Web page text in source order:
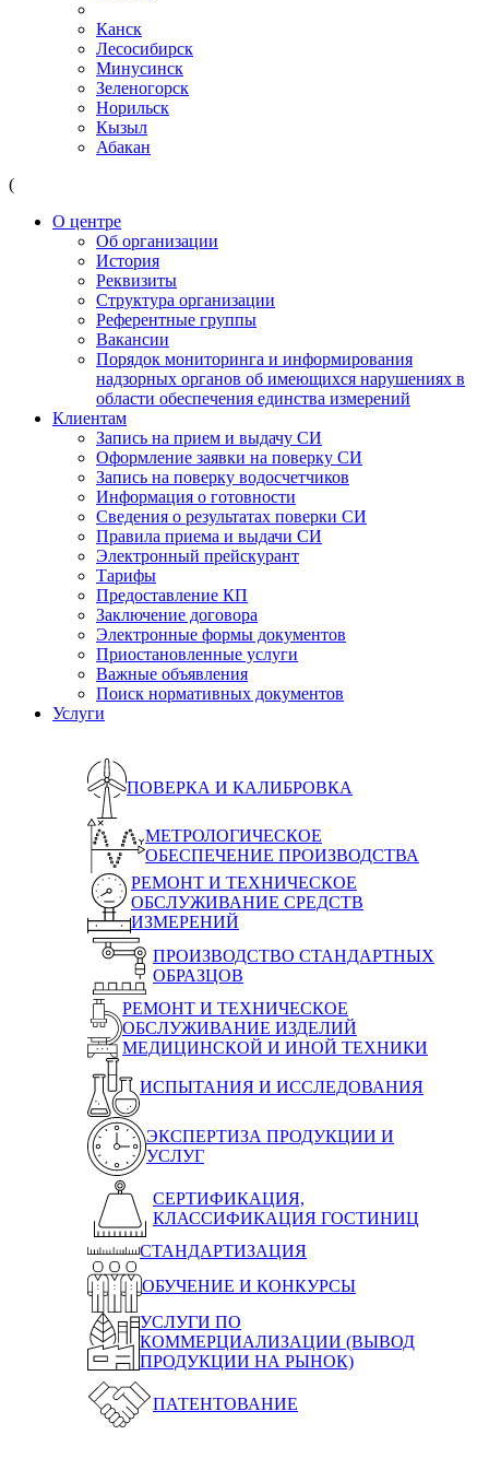
Канск
Лесосибирск
Минусинск
Зеленогорск
Норильск
Кызыл
Абакан
(
О центре
Об организации
История
Реквизиты
Структура организации
Референтные группы
Вакансии
Порядок мониторинга и информирования
надзорных органов об имеющихся нарушениях в
области обеспечения единства измерений
Клиентам
Запись на прием и выдачу СИ
Оформление заявки на поверку СИ
Запись на поверку водосчетчиков
Информация о готовности
Сведения о результатах поверки СИ
Правила приема и выдачи СИ
Электронный прейскурант
Тарифы
Предоставление КП
Заключение договора
Электронные формы документов
Приостановленные услуги
Важные объявления
Поиск нормативных документов
Услуги
ПОВЕРКА И КАЛИБРОВКА
МЕТРОЛОГИЧЕСКОЕ
ОБЕСПЕЧЕНИЕ ПРОИЗВОДСТВА
РЕМОНТ И ТЕХНИЧЕСКОЕ
ОБСЛУЖИВАНИЕ СРЕДСТВ
ИЗМЕРЕНИЙ
ПРОИЗВОДСТВО СТАНДАРТНЫХ
ОБРАЗЦОВ
РЕМОНТ И ТЕХНИЧЕСКОЕ
ОБСЛУЖИВАНИЕ ИЗДЕЛИЙ
МЕДИЦИНСКОЙ И ИНОЙ ТЕХНИКИ
ИСПЫТАНИЯ И ИССЛЕДОВАНИЯ
ЭКСПЕРТИЗА ПРОДУКЦИИ И
УСЛУГ
СЕРТИФИКАЦИЯ,
КЛАССИФИКАЦИЯ ГОСТИНИЦ
СТАНДАРТИЗАЦИЯ
ОБУЧЕНИЕ И КОНКУРСЫ
УСЛУГИ ПО
КОММЕРЦИАЛИЗАЦИИ (ВЫВОД
ПРОДУКЦИИ НА РЫНОК)
ПАТЕНТОВАНИЕ